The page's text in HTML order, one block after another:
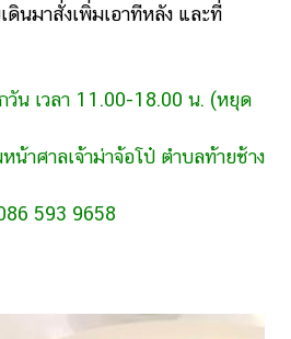
ดินมาสั่งเพิ่มเอาทีหลัง และที่
เวลา 11.00-18.00 น. (หยุด
าลเจ้าม่าจ้อโป๋ ตำบลท้ายช้าง
593 9658